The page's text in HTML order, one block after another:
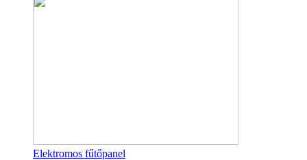
Elektromos fűtőpanel